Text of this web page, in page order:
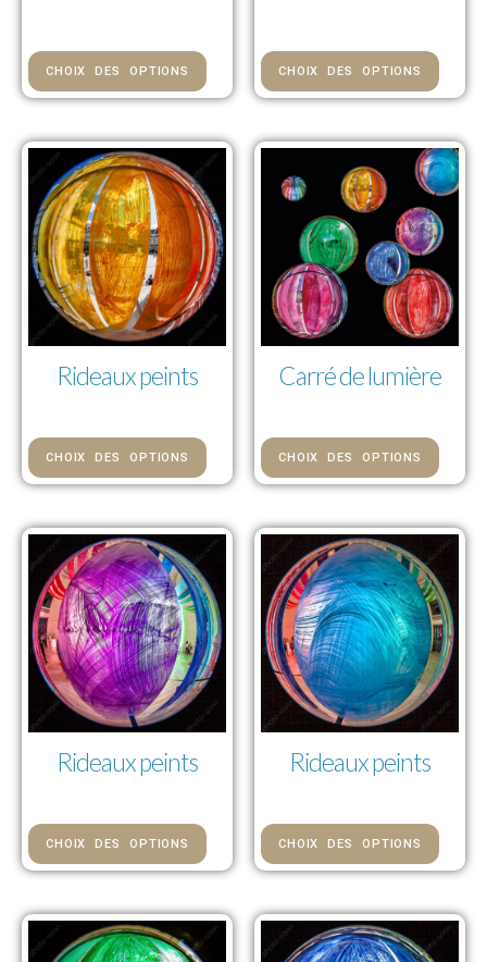
CHOIX DES OPTIONS CHOIX DES OPTIONS
Rideaux peints
CHOIX DES OPTIONS
Carré de lumière
CHOIX DES OPTIONS
Rideaux peints
CHOIX DES OPTIONS
Rideaux peints
CHOIX DES OPTIONS